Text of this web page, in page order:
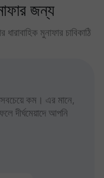
জন্য
মুনাফার চাবিকাঠি
কম। এর মানে,
দীর্ঘমেয়াদে আপনি